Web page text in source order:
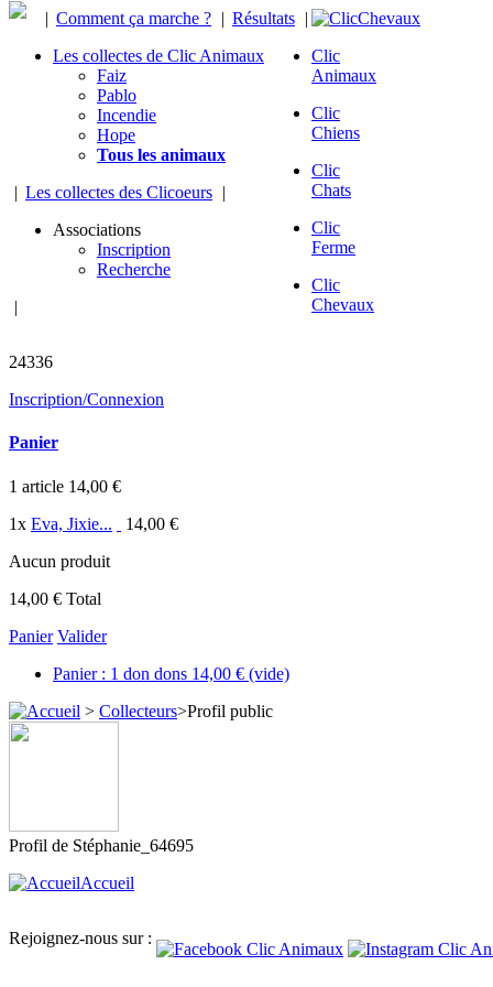
| Comment ça marche ? | Résultats |
Les collectes de Clic Animaux
Faiz
Pablo
Incendie
Hope
Tous les animaux
| Les collectes des Clicoeurs |
Associations
Inscription
Recherche
|
Clic
Animaux
Clic
Chiens
Clic
Chats
Clic
Ferme
Clic
Chevaux
24336
Inscription/Connexion
Panier
1 article 14,00 €
1x Eva, Jixie...
14,00 €
Aucun produit
14,00 € Total
Panier Valider
Panier : 1 don dons 14,00 € (vide)
> Collecteurs>Profil public
Profil de Stéphanie_64695
Accueil
Rejoignez-nous sur :